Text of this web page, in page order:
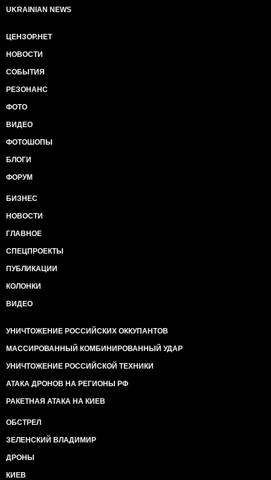
UKRAINIAN NEWS
ЦЕНЗОР.НЕТ
НОВОСТИ
СОБЫТИЯ
РЕЗОНАНС
ФОТО
ВИДЕО
ФОТОШОПЫ
БЛОГИ
ФОРУМ
БИЗНЕС
НОВОСТИ
ГЛАВНОЕ
СПЕЦПРОЕКТЫ
ПУБЛИКАЦИИ
КОЛОНКИ
ВИДЕО
УНИЧТОЖЕНИЕ РОССИЙСКИХ ОККУПАНТОВ
МАССИРОВАННЫЙ КОМБИНИРОВАННЫЙ УДАР
УНИЧТОЖЕНИЕ РОССИЙСКОЙ ТЕХНИКИ
АТАКА ДРОНОВ НА РЕГИОНЫ РФ
РАКЕТНАЯ АТАКА НА КИЕВ
ОБСТРЕЛ
ЗЕЛЕНСКИЙ ВЛАДИМИР
ДРОНЫ
КИЕВ